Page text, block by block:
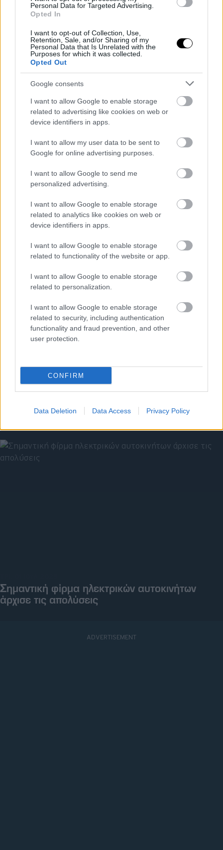
Personal Data for Targeted Advertising.
Opted In
I want to opt-out of Collection, Use,
Retention, Sale, and/or Sharing of my
Personal Data that Is Unrelated with the
Purposes for which it was collected.
Opted Out
Google consents
I want to allow Google to enable storage
related to advertising like cookies on web or
device identifiers in apps.
I want to allow my user data to be sent to
Google for online advertising purposes.
I want to allow Google to send me
personalized advertising.
I want to allow Google to enable storage
related to analytics like cookies on web or
device identifiers in apps.
I want to allow Google to enable storage
related to functionality of the website or app.
I want to allow Google to enable storage
related to personalization.
I want to allow Google to enable storage
related to security, including authentication
functionality and fraud prevention, and other
user protection.
CONFIRM
Data Deletion Data Access Privacy Policy
ΣΤΑΘΗΣ ΠΕΤΡΟΠΟΥΛΟΣ
"Μαύρη μέρα" για το εργασιακό της Ευρώπης-
προμηθευτής αυτοκινήτων απολύει 13.000
ΣΤΑΘΗΣ ΠΕΤΡΟΠΟΥΛΟΣ
ΔΕΥ, 25 ΑΥΓ 2025
Νέο λουκέτο στην Γερμανία-Ποια εταιρεία
Σημαντική φίρμα ηλεκτρικών αυτοκινήτων
άρχισε τις απολύσεις